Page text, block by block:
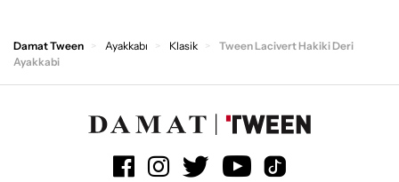
Damat Tween Ayakkabı Klasik
Tween Lacivert Hakiki Deri
Ayakkabi